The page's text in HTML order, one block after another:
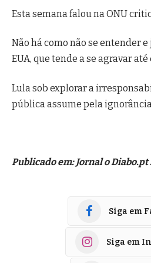
Esta semana falou na ONU
Não há como não se entender
EUA, que tende a se agravar
Lula sob explorar a
pública assume pela
Publicado em: Jornal o Diabo.pt
Siga em
Siga em